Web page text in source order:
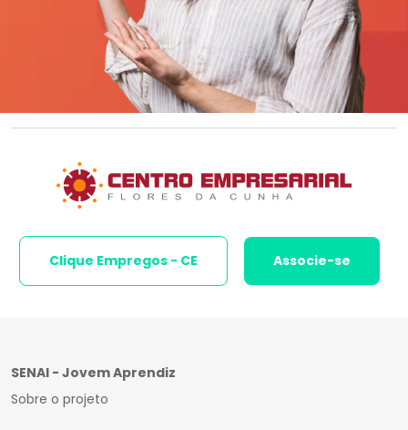
Clique Empregos - CE Associe-se
SENAI - Jovem Aprendiz
Sobre o projeto